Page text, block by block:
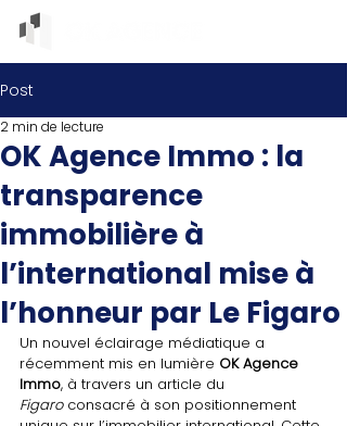
Post
OK Agence Immo : la
transparence
immobilière à
l’international mise à
l’honneur par Le Figaro
2 min de lecture
Un nouvel éclairage médiatique a
récemment mis en lumière OK Agence
Immo, à travers un article du
Figaro consacré à son positionnement